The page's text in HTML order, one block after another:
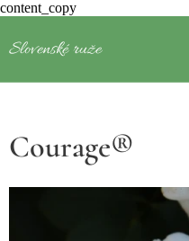
content_copy
Slovenské ruže
Courage®